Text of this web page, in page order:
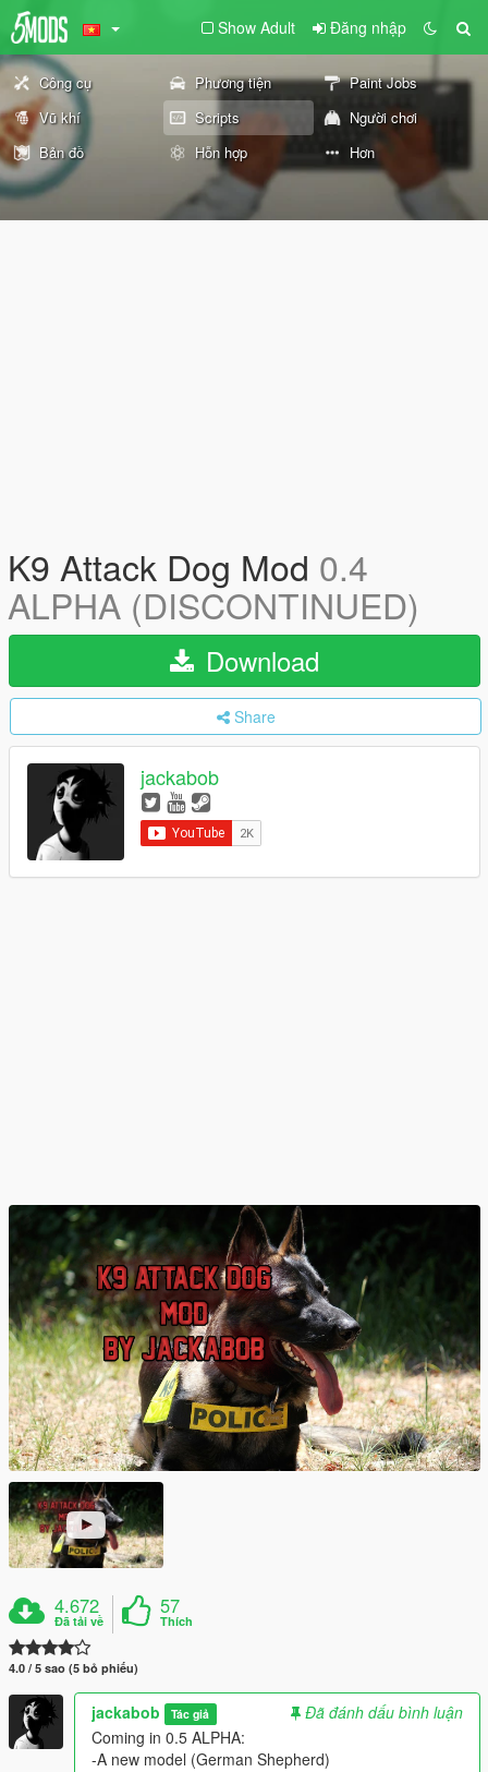
Show Adult Đăng nhập
Công cụ Phương tiện
Paint Jobs
Vũ khí
Scripts
Người chơi
Bản đồ
Hỗn hợp Hơn
K9 Attack Dog Mod 0.4
ALPHA (DISCONTINUED)
Download
Share
jackabob
4.672
Đã tải về
57
Thích
4.0 / 5 sao (5 bỏ phiếu)
jackabob Tác giả
Đã đánh dấu bình luận
Coming in 0.5 ALPHA:
-A new model (German Shepherd)